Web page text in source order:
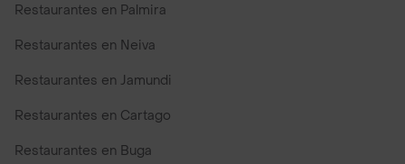
Restaurantes en Palmira
Restaurantes en Neiva
Restaurantes en Jamundi
Restaurantes en Cartago
Restaurantes en Buga